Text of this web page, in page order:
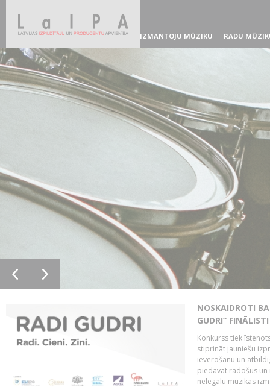
IZMANTOJU MŪZIKU RADU
NOSKAIDROTI
GUDRI” FINĀLISTI
Konkurss tiek
stiprināt jauniešu
ievērošanu un
piedāvāt radošus
nelegālu mūzikas